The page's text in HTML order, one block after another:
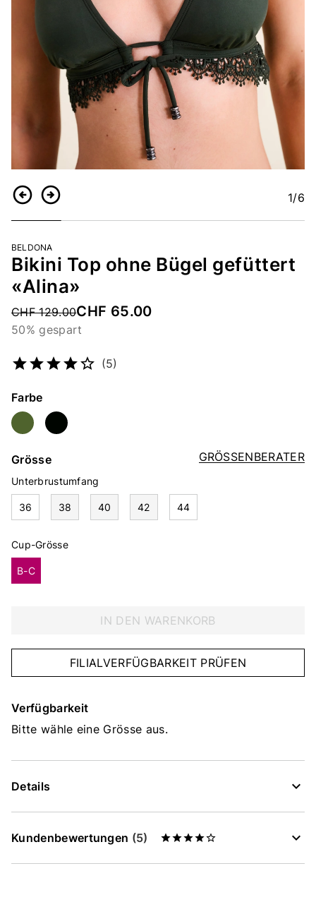
ZurückWeiter 1/6
BELDONA
Bikini Top ohne Bügel gefüttert
«Alina»
Price reduced from
CHF 129.00CHF 65.00
50% gespart
(5)
Farbe
GRÖSSENBERATER
Grösse
Unterbrustumfang
36 38 40 42 44
Cup-Grösse
B-C
IN DEN WARENKORB
FILIALVERFÜGBARKEIT PRÜFEN
Verfügbarkeit
Bitte wähle eine Grösse aus.
Details
Kundenbewertungen (5)